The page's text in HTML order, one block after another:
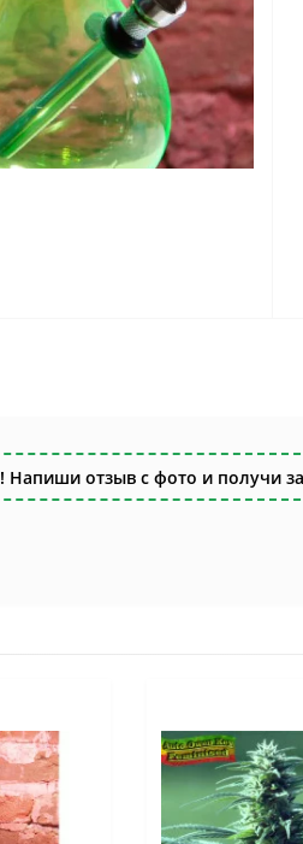
отзыв с фото и получи